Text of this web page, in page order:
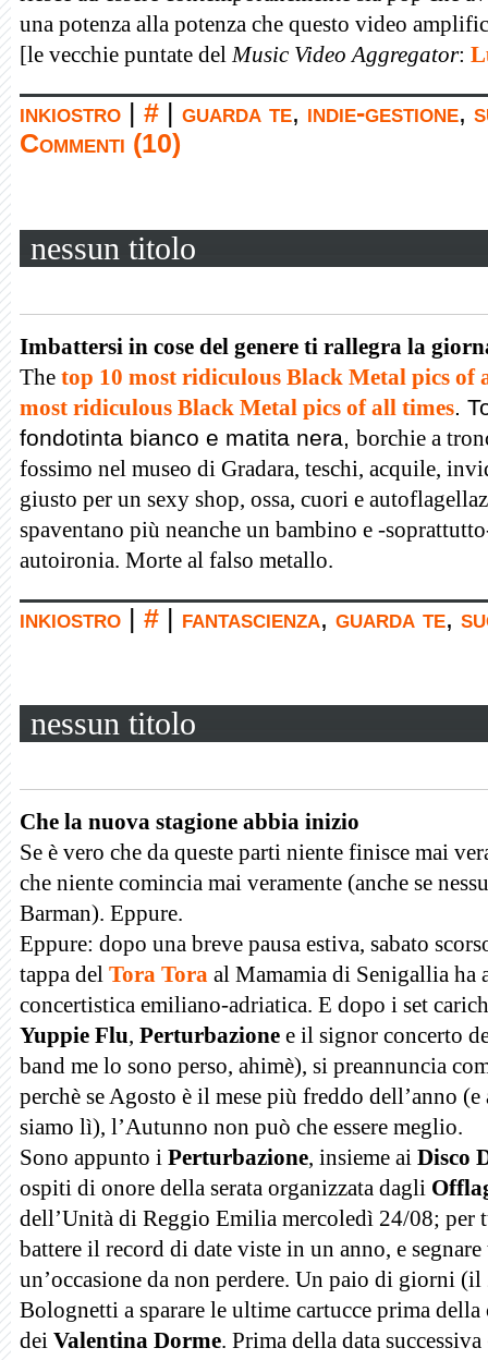
una potenza alla potenza che questo video
[le vecchie puntate delMusic Video Aggregator:
inkiostro # guarda te, indie-gestione,
Commenti (10)
nessun titolo
Imbattersi in cose del genere ti rallegra la
The top 10 most ridiculous Black Metal pics of
most ridiculous Black Metal pics of all times.
fondotinta bianco e matita nera, borchie a
fossimo nel museo di Gradara, teschi, acquile,
giusto per un sexy shop, ossa, cuori e
spaventano più neanche un bambino e -
autoironia. Morte al falso metallo.
inkiostro # fantascienza, guarda te,
nessun titolo
Che la nuova stagione abbia inizio
Se è vero che da queste parti niente finisce mai
che niente comincia mai veramente (anche se
Barman). Eppure.
Eppure: dopo una breve pausa estiva, sabato
tappa del Tora Tora al Mamamia di Senigallia
concertistica emiliano-adriatica. E dopo i set
Yuppie Flu, Perturbazione e il signor concerto
band me lo sono perso, ahimè), si preannuncia
perchè se Agosto è il mese più freddo dell’anno
siamo lì), l’Autunno non può che essere meglio.
Sono appunto i Perturbazione, insieme ai Disco
ospiti di onore della serata organizzata dagli
dell’Unità di Reggio Emilia mercoledì 24/08; per
battere il record di date viste in un anno, e
un’occasione da non perdere. Un paio di giorni
Bolognetti a sparare le ultime cartucce prima della
dei Valentina Dorme. Prima della data